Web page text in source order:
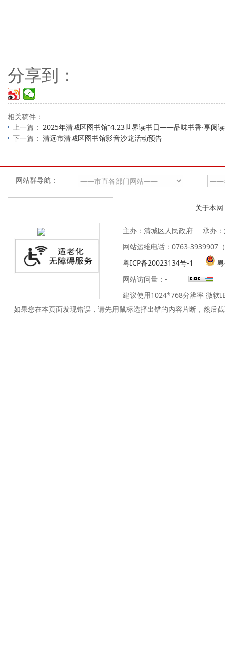
分享到：
相关稿件：
上一篇： 2025年清城区图书馆“4.23世界读书日——品味书香·享阅
下一篇： 清远市清城区图书馆影音沙龙活动预告
网站群导航：
关于本网
主办：清城区人民政府
承办
网站运维电话：0763-3939907
粤ICP备20023134号-1
网站访问量： -
建议使用1024*768分辨率 微软
如果您在本页面发现错误，请先用鼠标选择出错的内容片断，然后